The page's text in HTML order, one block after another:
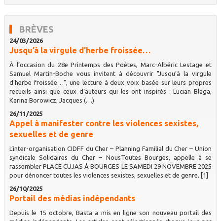
BRÈVES
24/03/2026
Jusqu’à la virgule d’herbe froissée…
À l’occasion du 28e Printemps des Poètes, Marc-Albéric Lestage et
Samuel Martin-Boche vous invitent à découvrir "Jusqu’à la virgule
d’herbe froissée…", une lecture à deux voix basée sur leurs propres
recueils ainsi que ceux d’auteurs qui les ont inspirés : Lucian Blaga,
Karina Borowicz, Jacques (…)
26/11/2025
Appel à manifester contre les violences sexistes,
sexuelles et de genre
L’inter-organisation CIDFF du Cher – Planning Familial du Cher – Union
syndicale Solidaires du Cher – NousToutes Bourges, appelle à se
rassembler PLACE CUJAS À BOURGES LE SAMEDI 29 NOVEMBRE 2025
pour dénoncer toutes les violences sexistes, sexuelles et de genre. [1]
26/10/2025
Portail des médias indépendants
Depuis le 15 octobre, Basta a mis en ligne son nouveau portail des